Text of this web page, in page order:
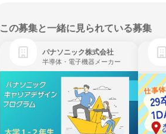
この募集と一緒に見られている募集
パナソニック株式会社
半導体・電子機器メーカー